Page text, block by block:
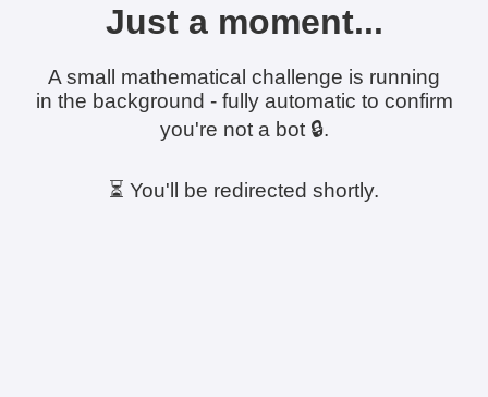
Just a moment...
A small mathematical challenge is running
in the background - fully automatic to confirm
you're not a bot 🔒.
⏳ You'll be redirected shortly.